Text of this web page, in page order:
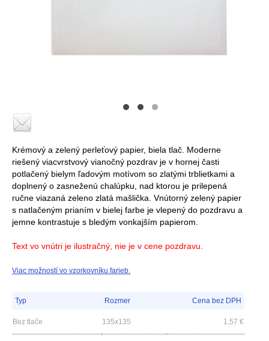
Krémový a zelený perleťový papier, biela tlač. Moderne
riešený viacvrstvový vianočný pozdrav je v hornej časti
potlačený bielym ľadovým motívom so zlatými trblietkami a
doplnený o zasneženú chalúpku, nad ktorou je prilepená
ručne viazaná zeleno zlatá mašlička. Vnútorný zelený papier
s natlačeným prianím v bielej farbe je vlepený do pozdravu a
jemne kontrastuje s bledým vonkajším papierom.
Text vo vnútri je ilustračný, nie je v cene pozdravu.
Viac možností vo vzorkovníku farieb.
Typ Rozmer Cena bez DPH
Bez tlače 135x135 1,57 €